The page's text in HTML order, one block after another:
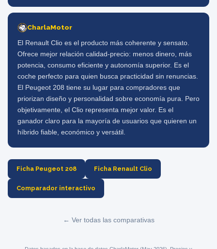
CharlaMotor
El Renault Clio es el producto más coherente y sensato.
Ofrece mejor relación calidad-precio: menos dinero, más
potencia, consumo eficiente y autonomía superior. Es el
coche perfecto para quien busca practicidad sin renuncias.
El Peugeot 208 tiene su lugar para compradores que
priorizan diseño y personalidad sobre economía pura. Pero
objetivamente, el Clio representa mejor valor. Es el
ganador claro para la mayoría de usuarios que quieren un
híbrido fiable, económico y versátil.
Ficha Peugeot 208 Ficha Renault Clio
Comparador interactivo
← Ver todas las comparativas